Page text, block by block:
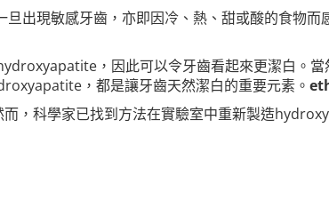
出現敏感牙齒，亦即因冷、熱、甜或酸的食物而
，因此可以令牙齒看起來更潔白。
，都是讓牙齒天然潔白的重要元素。
，科學家已找到方法在實驗室中重新製造